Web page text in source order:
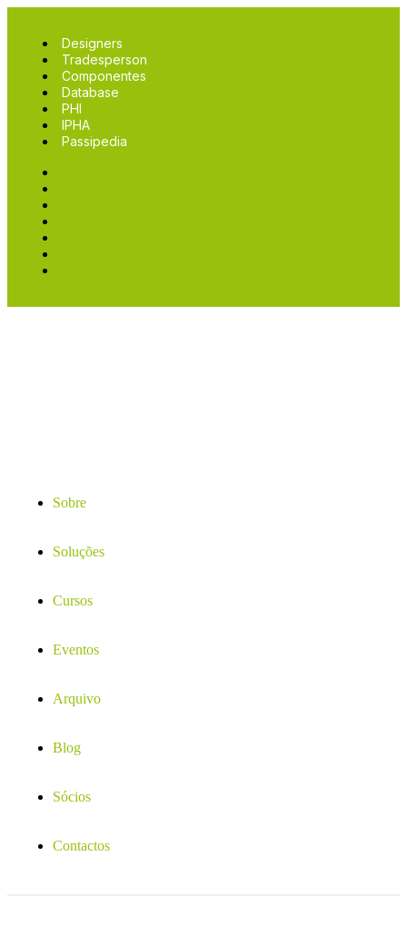
Designers
Tradesperson
Componentes
Database
PHI
IPHA
Passipedia
Sobre
Soluções
Cursos
Eventos
Arquivo
Blog
Sócios
Contactos